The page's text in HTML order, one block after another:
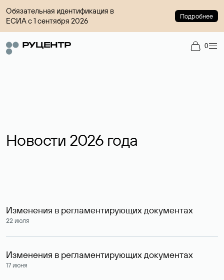
Обязательная идентификация в
ЕСИА с 1 сентября 2026
Подробнее
0
Новости 2026 года
22 июля
Изменения в регламентирующих документах
17 июня
Изменения в регламентирующих документах